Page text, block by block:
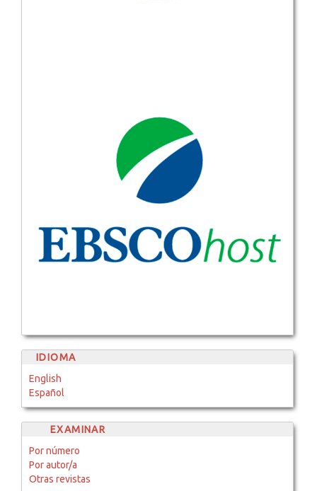
IDIOMA
English
Español
EXAMINAR
Por número
Por autor/a
Otras revistas